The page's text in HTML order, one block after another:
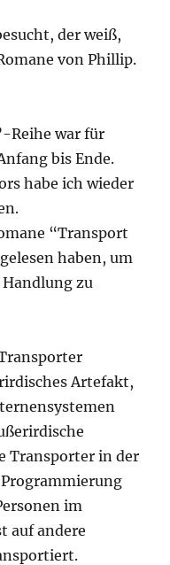
der weiß,
von Phillip.
Reihe war für
bis Ende.
habe ich wieder
“Transport
haben, um
zu
Artefakt,
Transporter in der
im
auf andere